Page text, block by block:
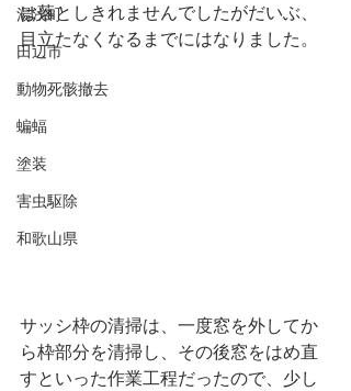
湯浅町
田辺市
動物死骸撤去
蝙蝠
塗装
害虫駆除
和歌山県
は落としきれませんでしたがだいぶ、
目立たなくなるまでにはなりました。
サッシ枠の清掃は、一度窓を外してか
ら枠部分を清掃し、その後窓をはめ直
すといった作業工程だったので、少し